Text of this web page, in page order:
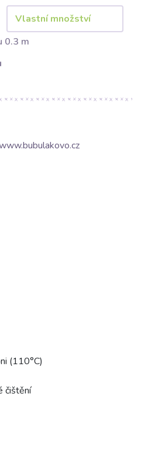
0.3 m
(110°C)
čištění